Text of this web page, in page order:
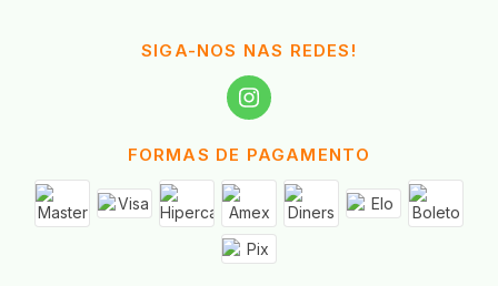
SIGA-NOS NAS REDES!
FORMAS DE PAGAMENTO